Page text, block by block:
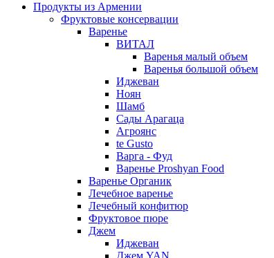
Продукты из Армении
Фруктовые консервации
Варенье
ВИТАЛ
Варенья малый объем
Варенья большой объем
Иджеван
Ноян
Шамб
Сады Арагаца
Агроянс
te Gusto
Варга - Фуд
Варенье Proshyan Food
Варенье Органик
Лечебное варенье
Лечебный конфитюр
Фруктовое пюре
Джем
Иджеван
Джем YAN